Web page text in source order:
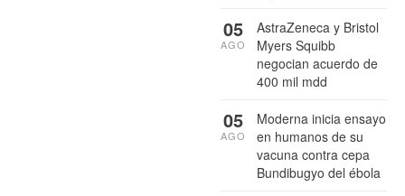
AstraZeneca y Bristol
Myers Squibb
negocian acuerdo de
400 mil mdd
05
AGO
Moderna inicia ensayo
en humanos de su
vacuna contra cepa
Bundibugyo del ébola
05
AGO